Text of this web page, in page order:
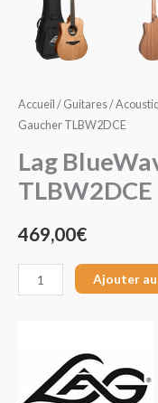
Accueil / Guitares/
Gaucher TLBW2DCE
Lag
TLBW2DCE
469,00€
Ajouter